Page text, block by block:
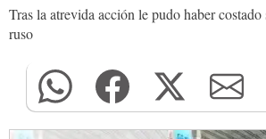
Tras la atrevida acción le pudo haber costado
ruso